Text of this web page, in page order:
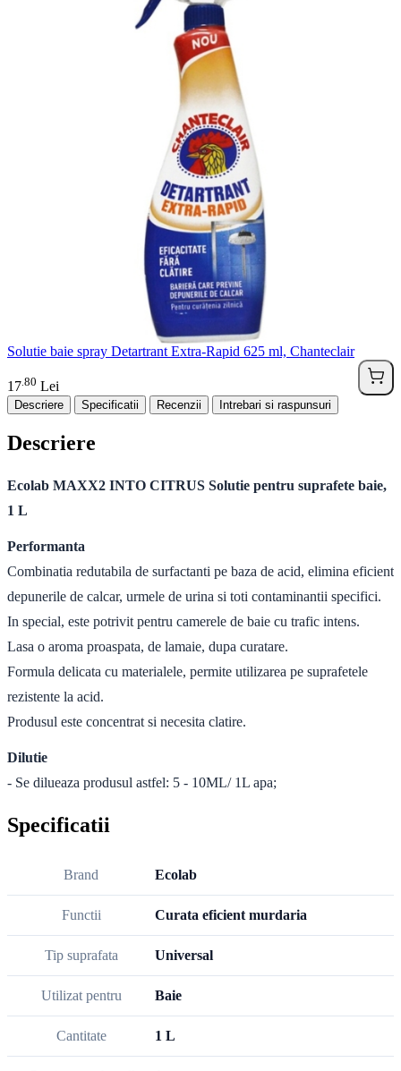
Solutie baie spray Detartrant Extra-Rapid 625 ml, Chanteclair
17 80 Lei
Descriere Specificatii Recenzii Intrebari si raspunsuri
Descriere
Ecolab MAXX2 INTO CITRUS Solutie pentru suprafete baie,
1 L
Performanta
Combinatia redutabila de surfactanti pe baza de acid, elimina eficient
depunerile de calcar, urmele de urina si toti contaminantii specifici.
In special, este potrivit pentru camerele de baie cu trafic intens.
Lasa o aroma proaspata, de lamaie, dupa curatare.
Formula delicata cu materialele, permite utilizarea pe suprafetele
rezistente la acid.
Produsul este concentrat si necesita clatire.
Dilutie
- Se dilueaza produsul astfel: 5 - 10ML/ 1L apa;
Specificatii
Brand Ecolab
Functii Curata eficient murdaria
Tip suprafata Universal
Utilizat pentru Baie
Cantitate 1 L